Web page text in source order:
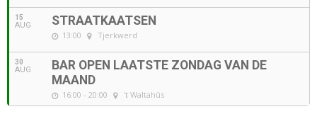
15
AUG STRAATKAATSEN
13:00 Tjerkwerd
30
AUG
BAR OPEN LAATSTE ZONDAG VAN DE
MAAND
16:00 - 20:00 't Waltahûs